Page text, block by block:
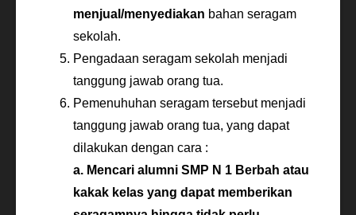
menjual/menyediakan bahan seragam
sekolah.
Pengadaan seragam sekolah menjadi
tanggung jawab orang tua.
Pemenuhuhan seragam tersebut menjadi
tanggung jawab orang tua, yang dapat
dilakukan dengan cara :
a. Mencari alumni SMP N 1 Berbah atau
kakak kelas yang dapat memberikan